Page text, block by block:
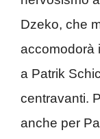
Dzeko, che
accomodorà
a Patrik
centravanti.
anche per